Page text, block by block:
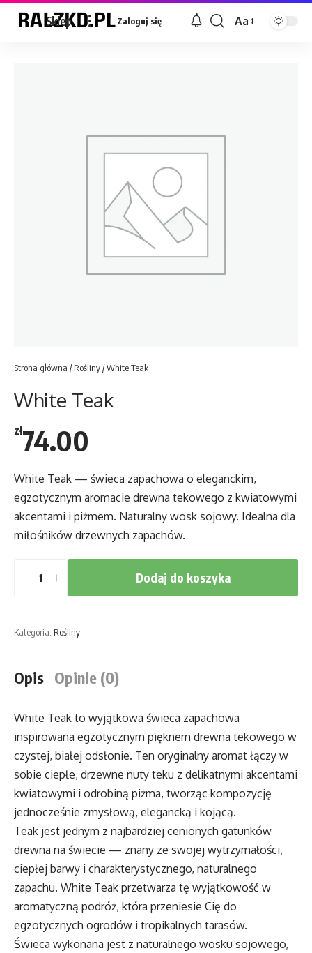
Sklep Zaloguj się
Font
Aa
Strona główna /Rośliny/ White Teak
White Teak
zł74.00
White Teak — świeca zapachowa o eleganckim,
egzotycznym aromacie drewna tekowego z kwiatowymi
akcentami i piżmem. Naturalny wosk sojowy. Idealna dla
miłośników drzewnych zapachów.
Dodaj do koszyka
Kategoria: Rośliny
Opis Opinie (0)
White Teak to wyjątkowa świeca zapachowa
inspirowana egzotycznym pięknem drewna tekowego w
czystej, białej odsłonie. Ten oryginalny aromat łączy w
sobie ciepłe, drzewne nuty teku z delikatnymi akcentami
kwiatowymi i odrobiną piżma, tworząc kompozycję
jednocześnie zmysłową, elegancką i kojącą.
Teak jest jednym z najbardziej cenionych gatunków
drewna na świecie — znany ze swojej wytrzymałości,
ciepłej barwy i charakterystycznego, naturalnego
zapachu. White Teak przetwarza tę wyjątkowość w
aromatyczną podróż, która przeniesie Cię do
egzotycznych ogrodów i tropikalnych tarasów.
Świeca wykonana jest z naturalnego wosku sojowego,